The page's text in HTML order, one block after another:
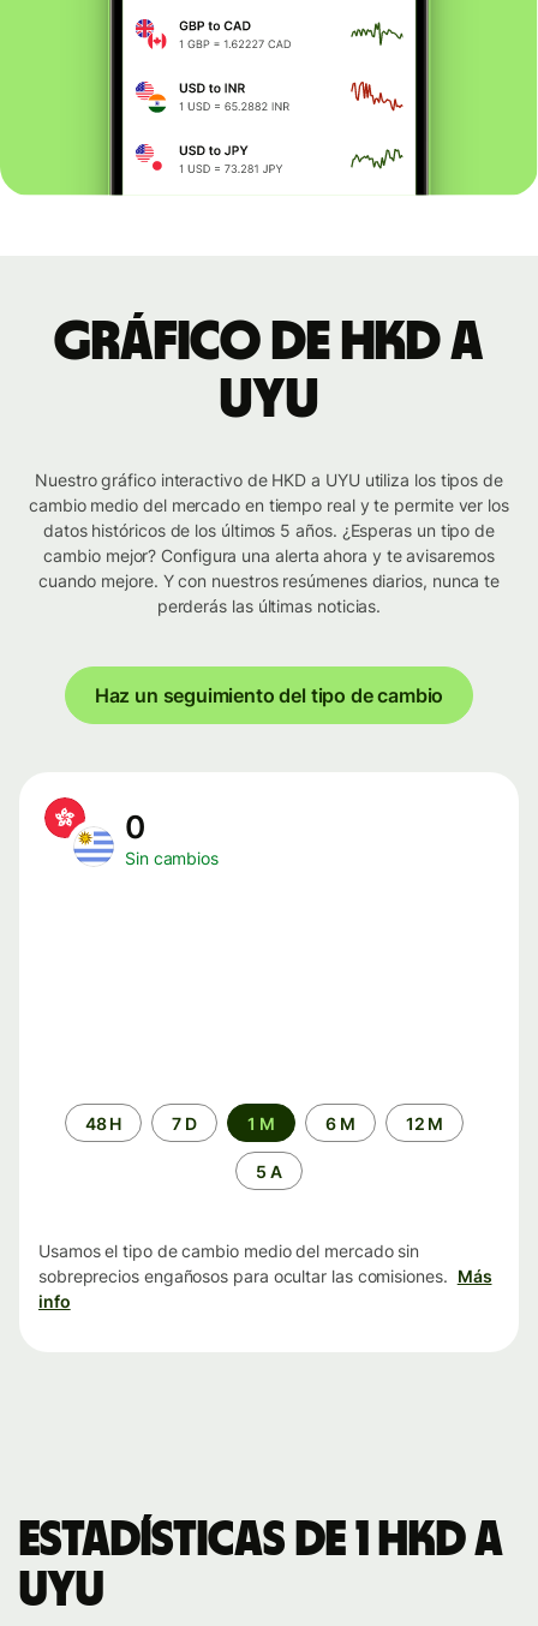
Gráfico de HKD a
UYU
Nuestro gráfico interactivo de HKD a UYU utiliza los tipos de
cambio medio del mercado en tiempo real y te permite ver los
datos históricos de los últimos 5 años. ¿Esperas un tipo de
cambio mejor? Configura una alerta ahora y te avisaremos
cuando mejore. Y con nuestros resúmenes diarios, nunca te
perderás las últimas noticias.
Haz un seguimiento del tipo de cambio
0
Sin cambios
Periodo48 H 7 D 1 M 6 M 12 M
5 A
Usamos el tipo de cambio medio del mercado sin
sobreprecios engañosos para ocultar las comisiones. Más
info
Estadísticas de 1 HKD a
UYU